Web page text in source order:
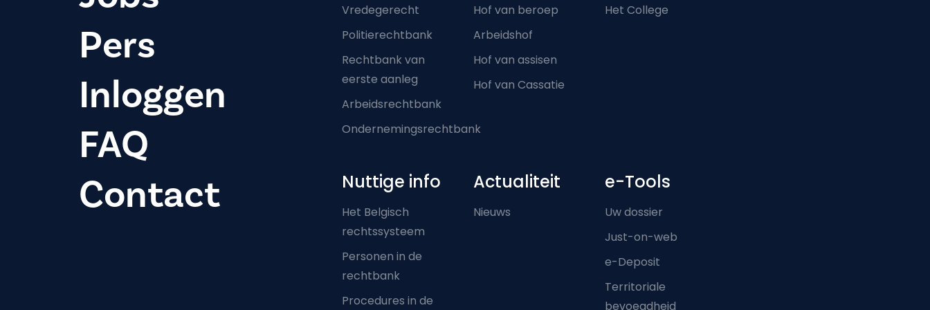
Pers
Inloggen
FAQ
Contact
Vredegerecht
Politierechtbank
Rechtbank van
eerste aanleg
Arbeidsrechtbank
Ondernemingsrechtbank
Hof van beroep
Arbeidshof
Hof van assisen
Hof van Cassatie
Het College
Nuttige info
Het Belgisch
rechtssysteem
Personen in de
rechtbank
Procedures in de
Actualiteit
Nieuws
e-Tools
Uw dossier
Just-on-web
e-Deposit
Territoriale
bevoegdheid